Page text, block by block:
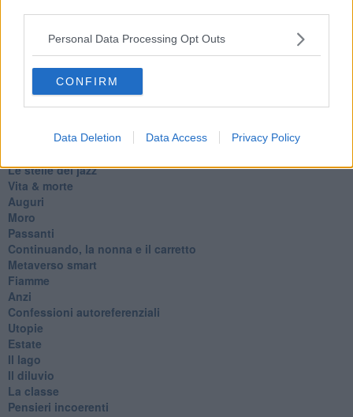
Personal Data Processing Opt Outs
CONFIRM
Data Deletion Data Access Privacy Policy
Pillole
​“D” come delitto
Belle lettere
25 Aprile
Todo el bien, todo el mal
Le parole
Le stelle del jazz
Vita & morte
Auguri
Moro
Passanti
Continuando, la nonna e il carretto
Metaverso smart
Fiamme
Anzi
Confessioni autoreferenziali
Utopie
Estate
Il lago
Il diluvio
La classe
Pensieri incoerenti